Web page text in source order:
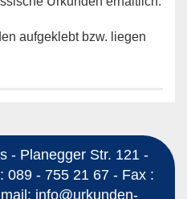
aufgeklebt bzw. liegen
- Planegger Str. 121 -
089 - 755 21 67 - Fax :
info@urkunden-